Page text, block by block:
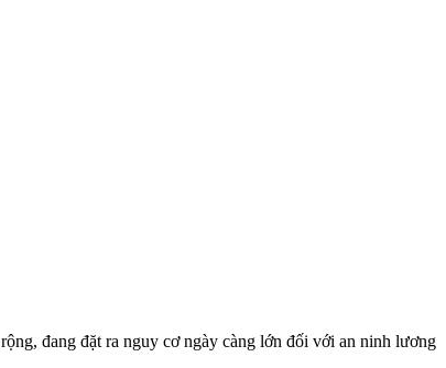
đang đặt ra nguy cơ ngày càng lớn đối với an ninh lương